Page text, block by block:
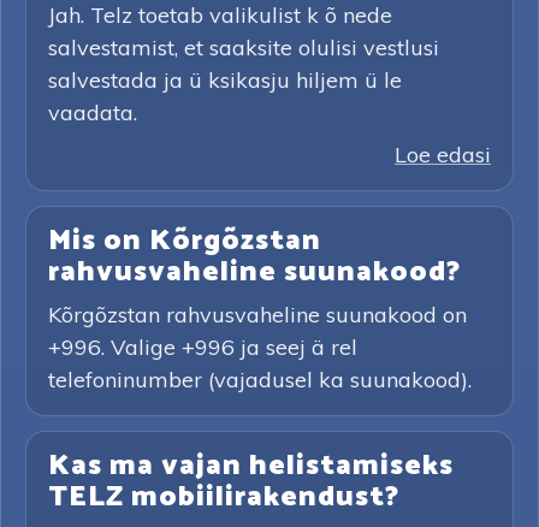
Jah. Telz toetab valikulist k õ nede
salvestamist, et saaksite olulisi vestlusi
salvestada ja ü ksikasju hiljem ü le
vaadata.
Loe edasi
Mis on Kõrgõzstan
rahvusvaheline suunakood?
Kõrgõzstan rahvusvaheline suunakood on
+996. Valige +996 ja seej ä rel
telefoninumber (vajadusel ka suunakood).
Kas ma vajan helistamiseks
TELZ mobiilirakendust?